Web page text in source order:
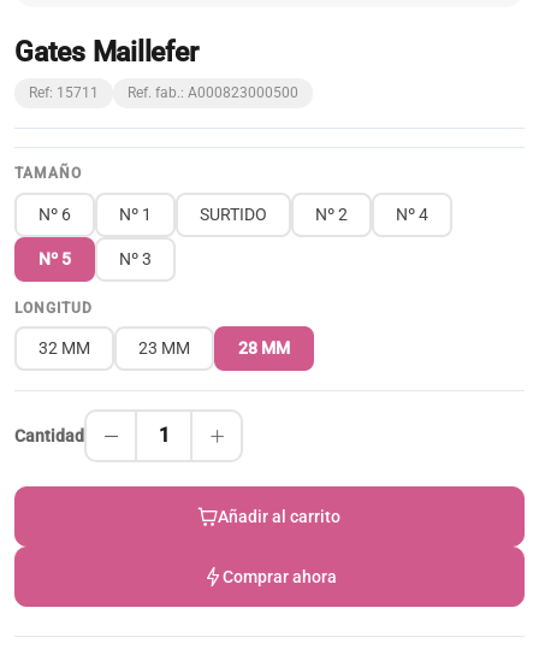
Gates Maillefer
Ref: 15711 Ref. fab.: A000823000500
TAMAÑO
Nº 6 Nº 1 SURTIDO Nº 2 Nº 4
Nº 5 Nº 3
LONGITUD
32 MM 23 MM 28 MM
Cantidad 1
Añadir al carrito
Comprar ahora